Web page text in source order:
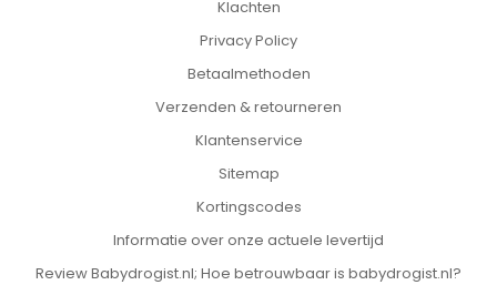
Klachten
Privacy Policy
Betaalmethoden
Verzenden & retourneren
Klantenservice
Sitemap
Kortingscodes
Informatie over onze actuele levertijd
Review Babydrogist.nl; Hoe betrouwbaar is babydrogist.nl?